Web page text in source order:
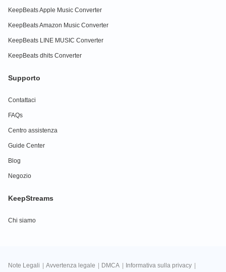
KeepBeats Apple Music Converter
KeepBeats Amazon Music Converter
KeepBeats LINE MUSIC Converter
KeepBeats dhits Converter
Supporto
Contattaci
FAQs
Centro assistenza
Guide Center
Blog
Negozio
KeepStreams
Chi siamo
Note Legali Avvertenza legale DMCA Informativa sulla privacy